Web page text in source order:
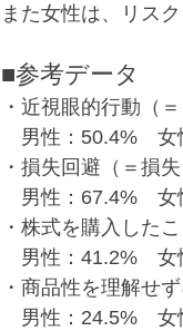
また女性は、リス
■参考データ
・近視眼的行動（
男性：50.4%　女
・損失回避（＝損
男性：67.4%　女
・株式を購入した
男性：41.2%　女
・商品性を理解せ
男性：24.5%　女